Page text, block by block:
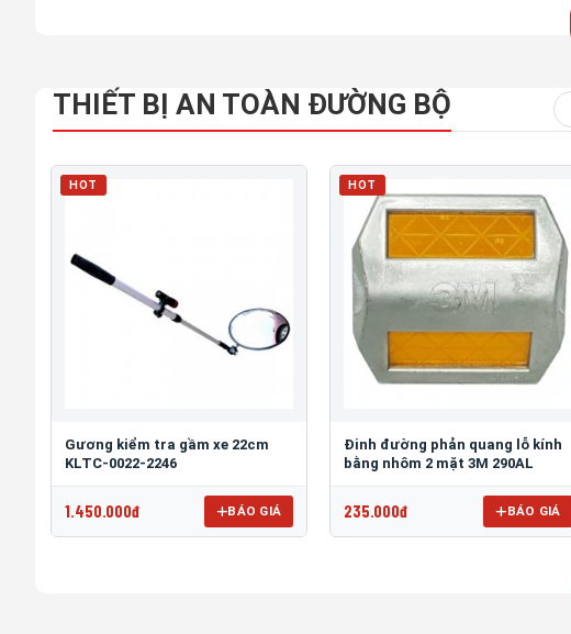
THIẾT BỊ AN TOÀN ĐƯỜNG BỘ
HOT
Gương kiểm tra gầm xe 22cm
KLTC-0022-2246
1.450.000đ BÁO GIÁ
HOT
Đinh đường phản quang lỗ kính
bằng nhôm 2 mặt 3M 290AL
235.000đ BÁO GIÁ